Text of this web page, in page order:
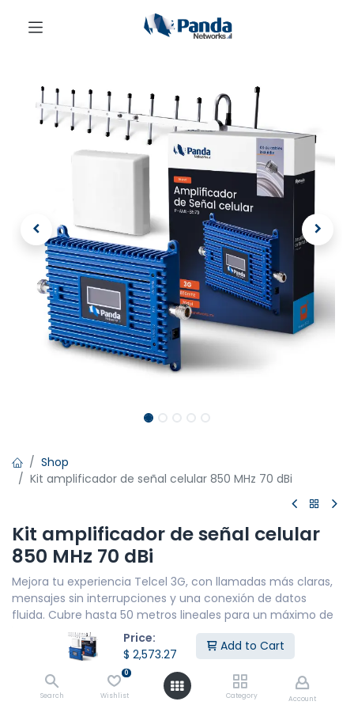
Price:
$ 2,573.27
Add to Cart
Search
0
Wishlist Category Account
Shop
Kit amplificador de señal celular 850 MHz 70 dBi
Kit amplificador de señal celular
850 MHz 70 dBi
Mejora tu experiencia Telcel 3G, con llamadas más claras,
mensajes sin interrupciones y una conexión de datos
fluida. Cubre hasta 50 metros lineales para un máximo de
10 personas.
CARACTERÍSTICAS PRINCIPALES
COBERTURA DE RED: 3G
Potencia: 600 mW - 72DBi
Distancia máxima de cobertura: 50 m